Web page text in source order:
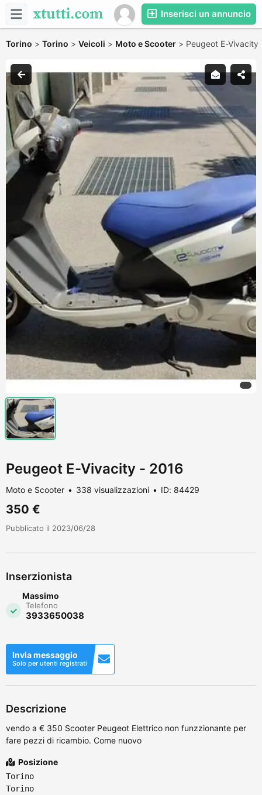
Inserisci un annuncio
Torino > Torino > Veicoli > Moto e Scooter > Peugeot E-
Peugeot E-Vivacity - 2016
Moto e Scooter 338 visualizzazioni ID: 84429
350 €
Pubblicato il 2023/06/28
Inserzionista
Massimo
Telefono
3933650038
Invia messaggio
Solo per utenti registrati
Descrizione
vendo a € 350 Scooter Peugeot Elettrico non funzzionante per
fare pezzi di ricambio. Come nuovo
Posizione
Torino
Torino